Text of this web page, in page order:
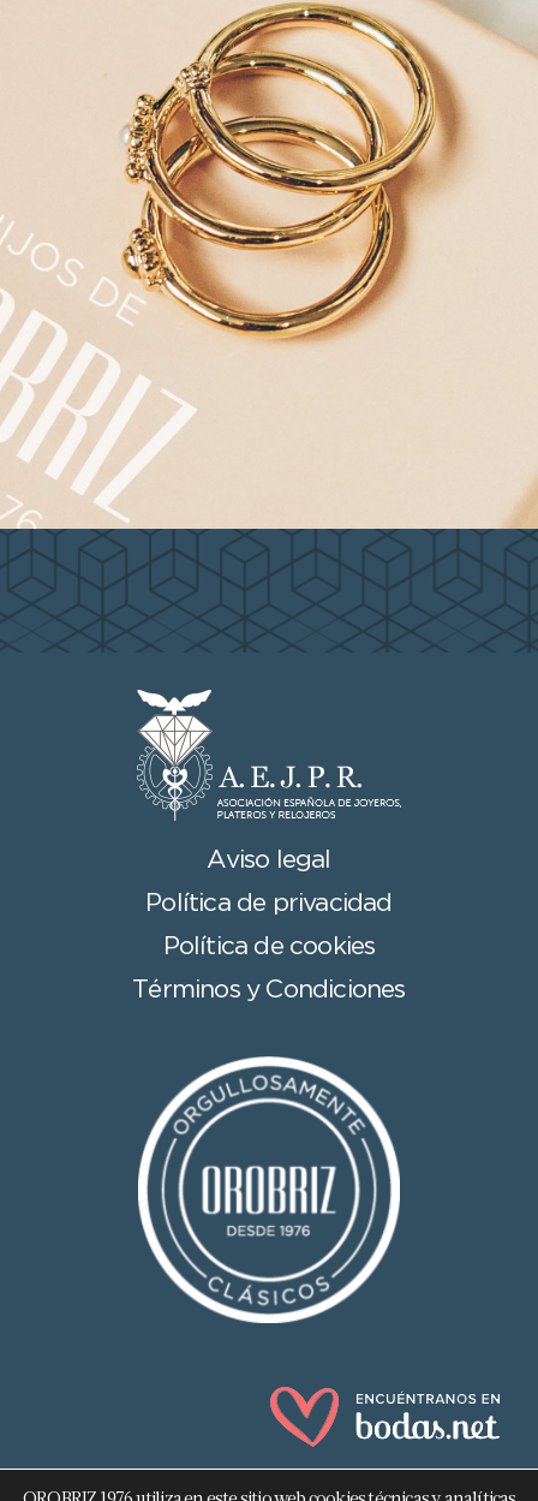
Aviso legal
Política de privacidad
Política de cookies
Términos y Condiciones